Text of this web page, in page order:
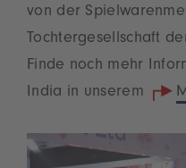
von der
Tochtergesellschaft
Finde noch mehr
India in unserem